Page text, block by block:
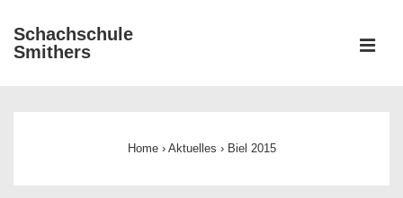
Zum
Inhalt
Schachschule
Smithers
Home › Aktuelles › Biel 2015